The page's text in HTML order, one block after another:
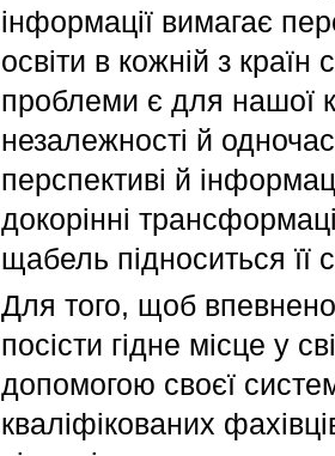
інформації вимагає
освіти в кожній з
проблеми є для нашої
незалежності й
перспективі й
докорінні
щабель підноситься її
Для того, щоб
посісти гідне місце у
допомогою своєї
кваліфікованих